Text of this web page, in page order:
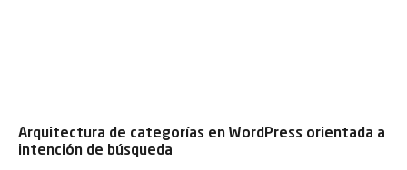
Arquitectura de categorías en WordPress orientada a
intención de búsqueda